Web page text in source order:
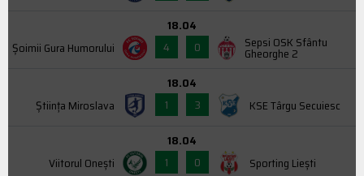
Şoimii Gura Humorului
18.04
4
0 Sepsi OSK Sfântu
Gheorghe 2
Știința Miroslava
18.04
1
3 KSE Târgu Secuiesc
Viitorul Onești
18.04
1
0 Sporting Liești